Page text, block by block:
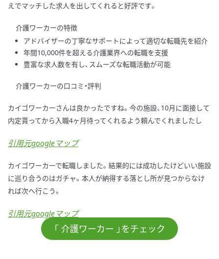
えでマッチした求人を出してくれると好評です。
介護ワーカーの特徴
アドバイザーの丁寧なサポートによって適切な転職先を紹介
年間10,000件を超える介護業界への転職を支援
豊富な求人数を有し、スムーズな転職活動が可能
介護ワーカーの口コミ・評判
カイゴワーカーさんは良かったですね。今の施設、10月に面接して
内定貰ってから入職4ヶ月待ってくれるよう頼んでくれましたし
引用元googleマップ
カイゴワーカーで転職しました。結果的には成功したけどいい施設
に巡り合うのはガチャ。本人が納得する落とし所が見つからなけ
れば次へ行こう。
引用元googleマップ
「 介護ワーカー 」をチェック